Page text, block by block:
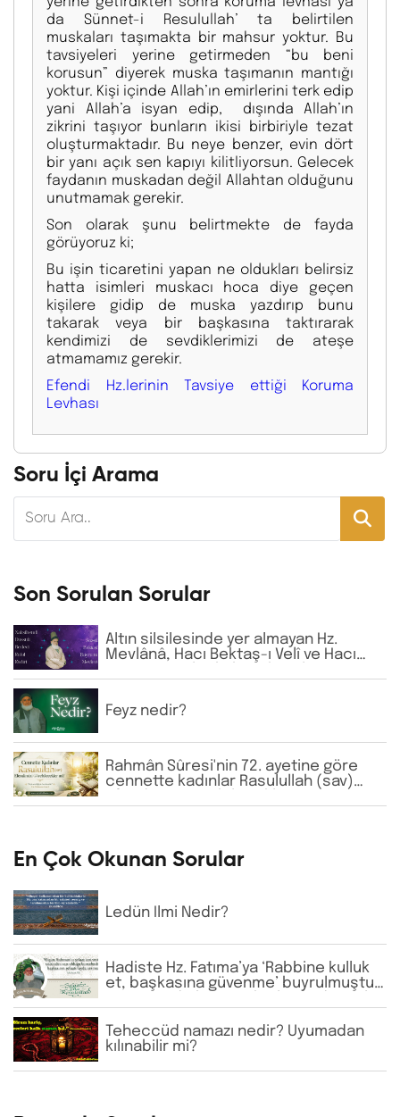
da Sünnet-i Resulullah’ ta belirtilen
muskaları taşımakta bir mahsur yoktur. Bu
tavsiyeleri yerine getirmeden “bu beni
korusun” diyerek muska taşımanın mantığı
yoktur. Kişi içinde Allah’ın emirlerini terk edip
yani Allah’a isyan edip, dışında Allah’ın
zikrini taşıyor bunların ikisi birbiriyle tezat
oluşturmaktadır. Bu neye benzer, evin dört
bir yanı açık sen kapıyı kilitliyorsun. Gelecek
faydanın muskadan değil Allahtan olduğunu
unutmamak gerekir.
Son olarak şunu belirtmekte de fayda
görüyoruz ki;
Bu işin ticaretini yapan ne oldukları belirsiz
hatta isimleri muskacı hoca diye geçen
kişilere gidip de muska yazdırıp bunu
takarak veya bir başkasına taktırarak
kendimizi de sevdiklerimizi de ateşe
atmamamız gerekir.
Efendi Hz.lerinin Tavsiye ettiği Koruma
Levhası
Soru İçi Arama
Son Sorulan Sorular
Altın silsilesinde yer almayan Hz.
Mevlânâ, Hacı Bektaş-ı Velî ve Hacı
ve Fâtiha okunmaktadır?
Feyz nedir?
Rahmân Sûresi'nin 72. ayetine göre
cennette kadınlar Rasulullah (sav)
En Çok Okunan Sorular
Ledün İlmi Nedir?
Hadiste Hz. Fatıma’ya ‘Rabbine kulluk
et, başkasına güvenme’ buyrulmuştur.
etmektedir. Bu anlayış doğru mudur?
Teheccüd namazı nedir? Uyumadan
kılınabilir mi?